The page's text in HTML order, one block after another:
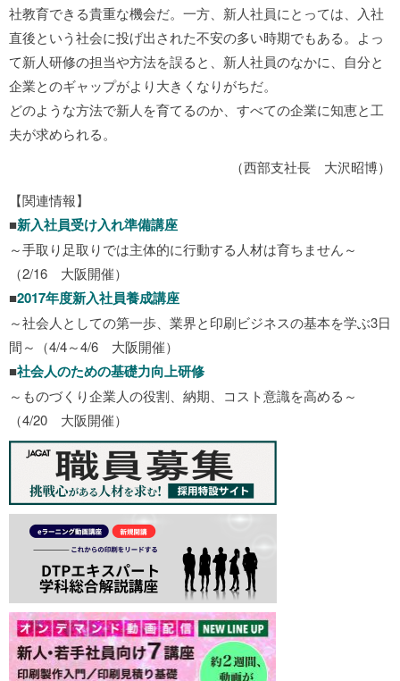
社教育できる貴重な機会だ。一方、新人社員にとっては、入社
直後という社会に投げ出された不安の多い時期でもある。よっ
て新人研修の担当や方法を誤ると、新人社員のなかに、自分と
企業とのギャップがより大きくなりがちだ。
どのような方法で新人を育てるのか、すべての企業に知恵と工
夫が求められる。
（西部支社長 大沢昭博）
【関連情報】
■新入社員受け入れ準備講座
～手取り足取りでは主体的に行動する人材は育ちません～
（2/16 大阪開催）
■2017年度新入社員養成講座
～社会人としての第一歩、業界と印刷ビジネスの基本を学ぶ3日
間～（4/4～4/6 大阪開催）
■社会人のための基礎力向上研修
～ものづくり企業人の役割、納期、コスト意識を高める～
（4/20 大阪開催）